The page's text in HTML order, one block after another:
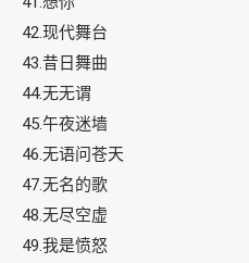
42.现代舞台
43.昔日舞曲
44.无无谓
45.午夜迷墙
46.无语问苍天
47.无名的歌
48.无尽空虚
49.我是愤怒